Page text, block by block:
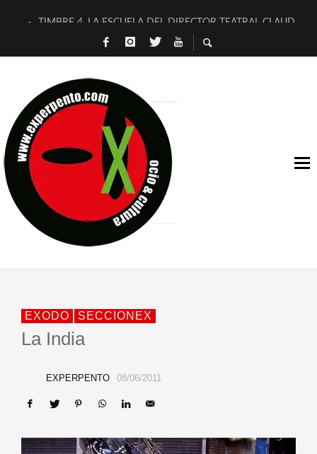
TIMBRE 4, LA ESCUELA DEL DIRECTOR TEATRAL CLAUDIO
30 AÑOS (NO ES NADA) DE LA KATARSIS DEL TOMATAZO
D’BALDOMEROS REINVENTAN [BITÁCORA 3.0] EN EXVITA
MARSHALL FLASH PRESENTA EN EXVITA [RELATIVA
JOFRE BARDAGÍ EN EXVITA INTERPRETANDO A SERRAT
YORCH PRESENTA [CURSO DE ARMONÍA PERSECUTORIA]
MAGALÍ SARE NOS EXPLICA [DESCASADA]
«NO TENGO PUTOS SUEÑOS»
EXODO SECCIONEX
La India
EXPERPENTO 08/06/2011